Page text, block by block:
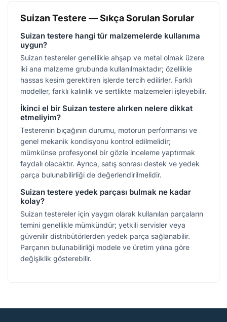
Suizan Testere — Sıkça Sorulan Sorular
Suizan testere hangi tür malzemelerde kullanıma
uygun?
Suizan testereler genellikle ahşap ve metal olmak üzere
iki ana malzeme grubunda kullanılmaktadır; özellikle
hassas kesim gerektiren işlerde tercih edilirler. Farklı
modeller, farklı kalınlık ve sertlikte malzemeleri işleyebilir.
İkinci el bir Suizan testere alırken nelere dikkat
etmeliyim?
Testerenin bıçağının durumu, motorun performansı ve
genel mekanik kondisyonu kontrol edilmelidir;
mümkünse profesyonel bir gözle inceleme yaptırmak
faydalı olacaktır. Ayrıca, satış sonrası destek ve yedek
parça bulunabilirliği de değerlendirilmelidir.
Suizan testere yedek parçası bulmak ne kadar
kolay?
Suizan testereler için yaygın olarak kullanılan parçaların
temini genellikle mümkündür; yetkili servisler veya
güvenilir distribütörlerden yedek parça sağlanabilir.
Parçanın bulunabilirliği modele ve üretim yılına göre
değişiklik gösterebilir.